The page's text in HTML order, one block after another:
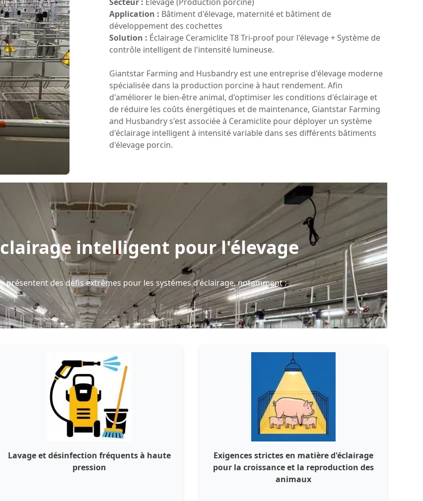
Application : Bâtiment d'élevage, maternité et bâtiment de
développement des cochettes
Solution : Éclairage Ceramiclite T8 Tri-proof pour l'élevage + Système de
contrôle intelligent de l'intensité lumineuse.
Giantstar Farming and Husbandry est une entreprise d'élevage moderne
spécialisée dans la production porcine à haut rendement. Afin
d'améliorer le bien-être animal, d'optimiser les conditions d'éclairage et
de réduire les coûts énergétiques et de maintenance, Giantstar Farming
and Husbandry s'est associée à Ceramiclite pour déployer un système
d'éclairage intelligent à intensité variable dans ses différents bâtiments
d'élevage porcin.
intelligent pour l'élevage
présentent des défis extrêmes pour les systèmes d'éclairage, notamment :
Lavage et désinfection fréquents à haute
pression
Exigences strictes en matière d'éclairage
pour la croissance et la reproduction des
animaux